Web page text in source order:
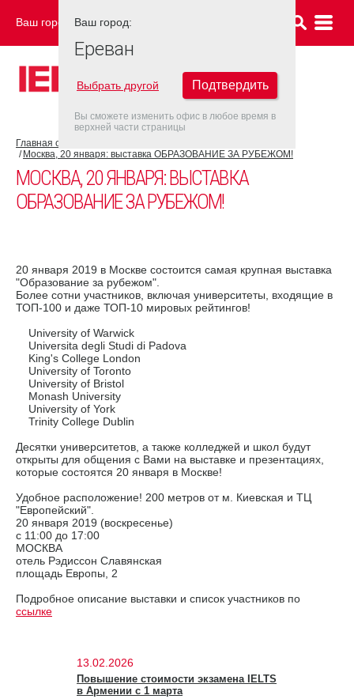
Ваш город: ЕРЕВАН
Главная страница
Москва, 20 января: выставка ОБРАЗОВАНИЕ ЗА РУБЕЖОМ!
МОСКВА, 20 ЯНВАРЯ: ВЫСТАВКА
ОБРАЗОВАНИЕ ЗА РУБЕЖОМ!
20 января 2019 в Москве состоится самая крупная выставка
"Образование за рубежом".
Более сотни участников, включая университеты, входящие в
ТОП-100 и даже ТОП-10 мировых рейтингов!
University of Warwick
Universita degli Studi di Padova
King's College London
University of Toronto
University of Bristol
Monash University
University of York
Trinity College Dublin
Десятки университетов, а также колледжей и школ будут
открыты для общения с Вами на выставке и презентациях,
которые состоятся 20 января в Москве!
Удобное расположение! 200 метров от м. Киевская и ТЦ
"Европейский".
20 января 2019 (воскресенье)
с 11:00 до 17:00
МОСКВА
отель Рэдиссон Славянская
площадь Европы, 2
Подробное описание выставки и список участников по
ссылке
13.02.2026
Повышение стоимости экзамена IELTS
в Армении с 1 марта
Ваш город:
Ереван
Выбрать другой Подтвердить
Вы сможете изменить офис в любое время в
верхней части страницы